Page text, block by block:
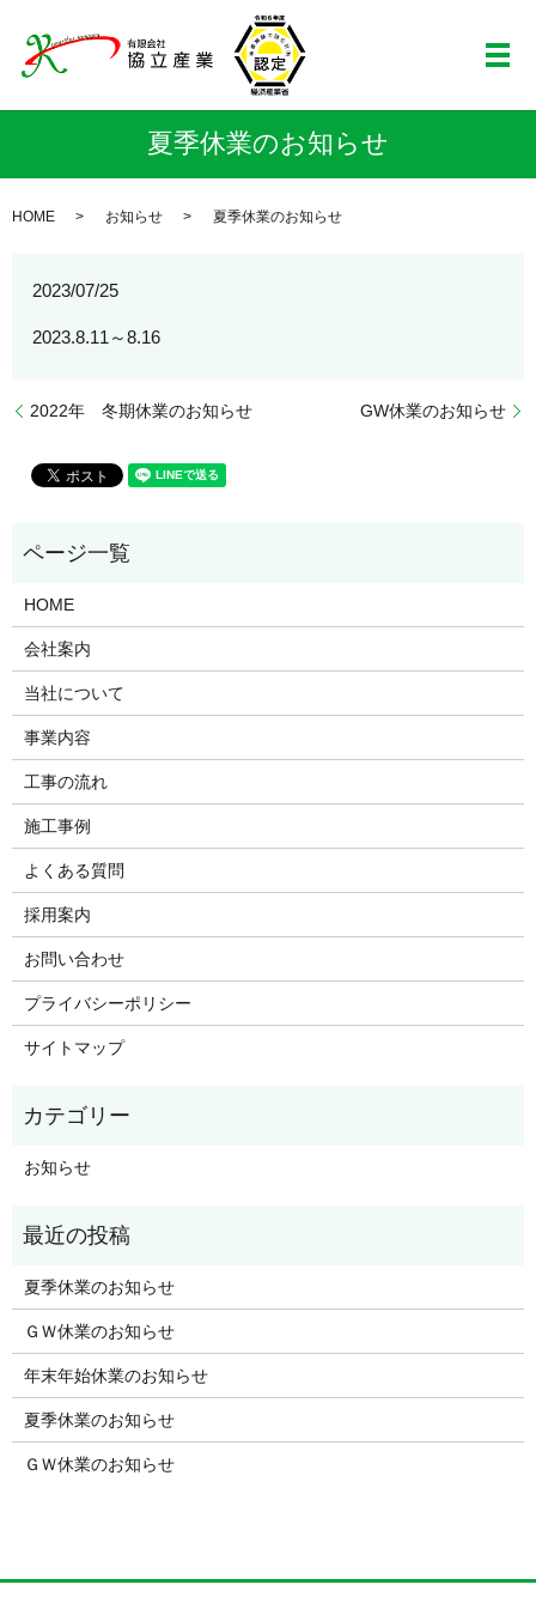
メ
夏季休業のお知らせ
HOME お知らせ 夏季休業のお知らせ
2023/07/25
2023.8.11～8.16
2022年 冬期休業のお知らせ GW休業のお知らせ
HOME
会社案内
当社について
事業内容
工事の流れ
施工事例
よくある質問
採用案内
お問い合わせ
プライバシーポリシー
サイトマップ
お知らせ
夏季休業のお知らせ
ＧＷ休業のお知らせ
年末年始休業のお知らせ
夏季休業のお知らせ
ＧＷ休業のお知らせ